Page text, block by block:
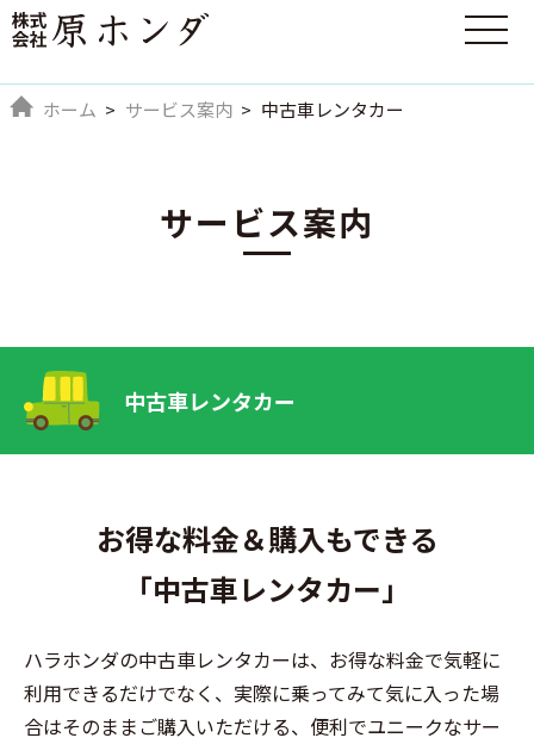
ホーム サービス案内 中古車レンタカー
サービス案内
中古車レンタカー
お得な料金＆購入もできる
「中古車レンタカー」
ハラホンダの中古車レンタカーは、お得な料金で気軽に
利用できるだけでなく、実際に乗ってみて気に入った場
合はそのままご購入いただける、便利でユニークなサー